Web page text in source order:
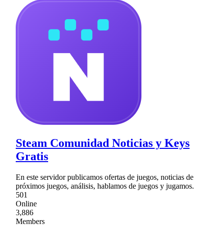
Steam Comunidad Noticias y Keys
Gratis
En este servidor publicamos ofertas de juegos, noticias de
próximos juegos, análisis, hablamos de juegos y jugamos.
501
Online
3,886
Members